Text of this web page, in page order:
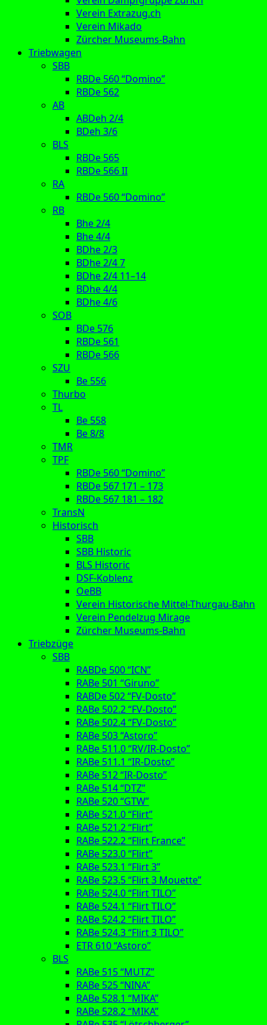
Verein Extrazug.ch
Verein Mikado
Zürcher Museums-Bahn
Triebwagen
SBB
RBDe 560 “Domino”
RBDe 562
AB
ABDeh 2/4
BDeh 3/6
BLS
RBDe 565
RBDe 566 II
RA
RBDe 560 “Domino”
RB
Bhe 2/4
Bhe 4/4
BDhe 2/3
BDhe 2/4 7
BDhe 2/4 11–14
BDhe 4/4
BDhe 4/6
SOB
BDe 576
RBDe 561
RBDe 566
SZU
Be 556
Thurbo
TL
Be 558
Be 8/8
TMR
TPF
RBDe 560 “Domino”
RBDe 567 171 – 173
RBDe 567 181 – 182
TransN
Historisch
SBB
SBB Historic
BLS Historic
DSF-Koblenz
OeBB
Verein Historische Mittel-Thurgau-Bahn
Verein Pendelzug Mirage
Zürcher Museums-Bahn
Triebzüge
SBB
RABDe 500 “ICN”
RABe 501 “Giruno”
RABDe 502 “FV-Dosto”
RABe 502.2 “FV-Dosto”
RABe 502.4 “FV-Dosto”
RABe 503 “Astoro”
RABe 511.0 “RV/IR-Dosto”
RABe 511.1 “IR-Dosto”
RABe 512 “IR-Dosto”
RABe 514 “DTZ”
RABe 520 “GTW”
RABe 521.0 “Flirt”
RABe 521.2 “Flirt”
RABe 522.2 “Flirt France”
RABe 523.0 “Flirt”
RABe 523.1 “Flirt 3”
RABe 523.5 “Flirt 3 Mouette”
RABe 524.0 “Flirt TILO”
RABe 524.1 “Flirt TILO”
RABe 524.2 “Flirt TILO”
RABe 524.3 “Flirt 3 TILO”
ETR 610 “Astoro”
BLS
RABe 515 “MUTZ”
RABe 525 “NINA”
RABe 528.1 “MIKA”
RABe 528.2 “MIKA”